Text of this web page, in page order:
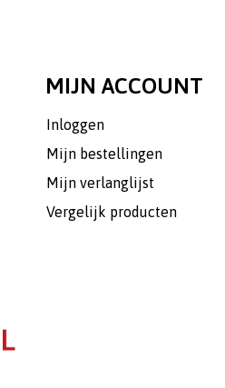
MIJN ACCOUNT
Inloggen
Mijn bestellingen
Mijn verlanglijst
Vergelijk producten